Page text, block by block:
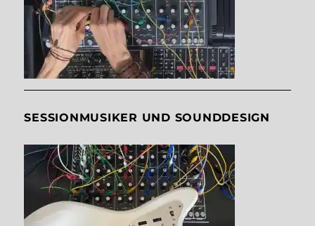
SESSIONMUSIKER UND SOUNDDESIGN